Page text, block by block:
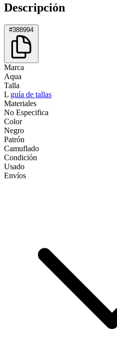
Descripción
#388994
Marca
Aqua
Talla
L guía de tallas
Materiales
No Especifica
Color
Negro
Patrón
Camuflado
Condición
Usado
Envíos